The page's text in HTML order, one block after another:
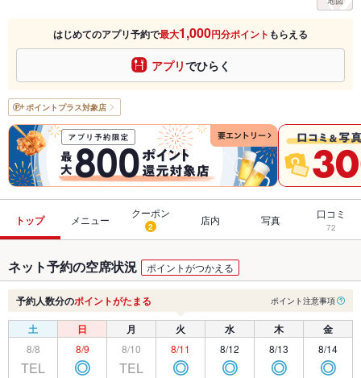
はじめてのアプリ予約で最大1,000円分ポイント もらえる
アプリでひらく
ポイントプラス対象店
トップ メニュー
クーポン
2 店内 写真 口コミ
72
ネット予約の空席状況 ポイントがつかえる
予約人数分のポイントがたまる ポイント注意事項
土 日 月 火 水 木 金
8/8
TEL
8/9
◎
8/10
TEL
8/11
◎
8/12
◎
8/13
◎
8/14
◎